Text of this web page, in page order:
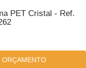
PET Cristal - Ref.
ORÇAMENTO